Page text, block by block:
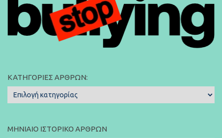
ΚΑΤΗΓΟΡΊΕΣ ΆΡΘΡΩΝ:
Κατηγορίες
Άρθρων:
ΜΗΝΙΑΊΟ ΙΣΤΟΡΙΚΌ ΆΡΘΡΩΝ